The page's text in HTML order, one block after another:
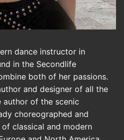
dance instructor in
in the Secondlife
both of her passions.
and designer of all the
author of the scenic
choreographed and
classical and modern